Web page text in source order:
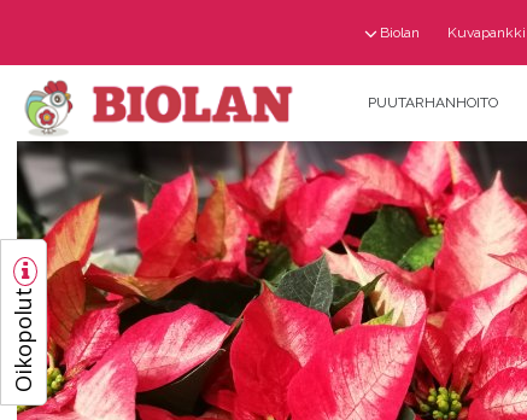
Oikopolut
Biolan Kuvapankki
PUUTARHANHOITO